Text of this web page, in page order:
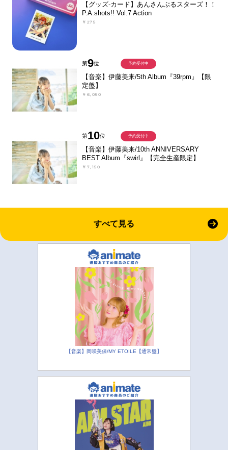
【グッズ-カード】あんさんぶるスターズ！！
P.A.shots!! Vol.7 Action
￥275
第9位
【音楽】伊藤美来/5th Album『39rpm』【限
定盤】
￥6,050
予約受付中
第10位
【音楽】伊藤美来/10th ANNIVERSARY
BEST Album『swirl』【完全生産限定】
￥7,150
予約受付中
すべて見る
【音楽】岡咲美保/MY ETOILE【通常盤】